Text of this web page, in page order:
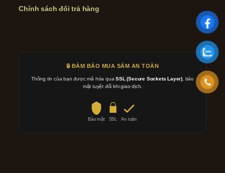
Chính sách đổi trả hàng
🔒 ĐẢM BẢO MUA SẮM AN TOÀN
Thông tin của bạn được mã hóa quaSSL (Secure Sockets Layer), bảo
mật tuyệt đối khi giao dịch.
Bảo mật SSL An toàn